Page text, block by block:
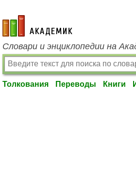
academic.ru
Словари и энциклопедии на
Толкования Переводы Книги